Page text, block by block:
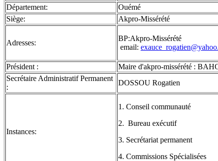
Département:
Ouémé
Siège:
Akpro-Missérété
Adresses:
BP:Akpro-Missérété
email:
Président :
Maire d'akpro-missérété :
Secrétaire Administratif Permanent
:
DOSSOU Rogatien
Instances:
1. Conseil communauté
2. Bureau exécutif
3. Secrétariat permanent
4. Commissions Spécialisées